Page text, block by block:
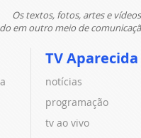
Os textos, fotos, artes e
em outro meio de
TV Aparecida
notícias
programação
tv ao vivo